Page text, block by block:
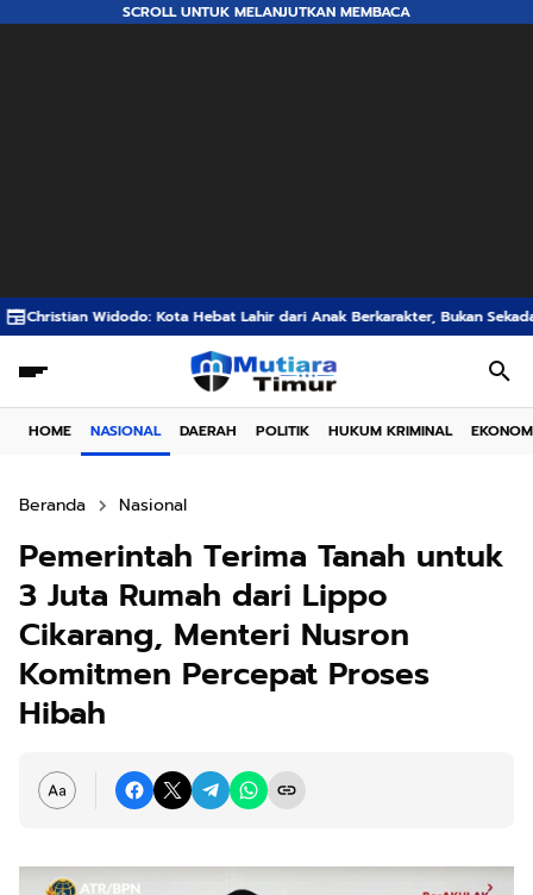
SCROLL UNTUK MELANJUTKAN MEMBACA
Lahir dari Anak Berkarakter, Bukan Sekadar Gedung Megah Stunting
HOME NASIONAL DAERAH POLITIK HUKUM KRIMINAL
Beranda Nasional
Pemerintah Terima Tanah untuk
3 Juta Rumah dari Lippo
Cikarang, Menteri Nusron
Komitmen Percepat Proses
Hibah